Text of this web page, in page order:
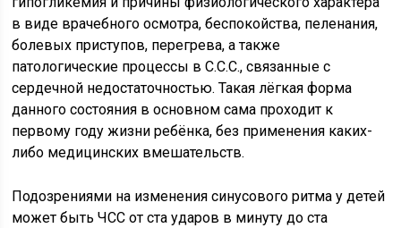
в виде врачебного осмотра, беспокойства, пеленания,
болевых приступов, перегрева, а также
патологические процессы в С.С.С., связанные с
сердечной недостаточностью. Такая лёгкая форма
данного состояния в основном сама проходит к
первому году жизни ребёнка, без применения каких-
либо медицинских вмешательств.
Подозрениями на изменения синусового ритма у детей
может быть ЧСС от ста ударов в минуту до ста